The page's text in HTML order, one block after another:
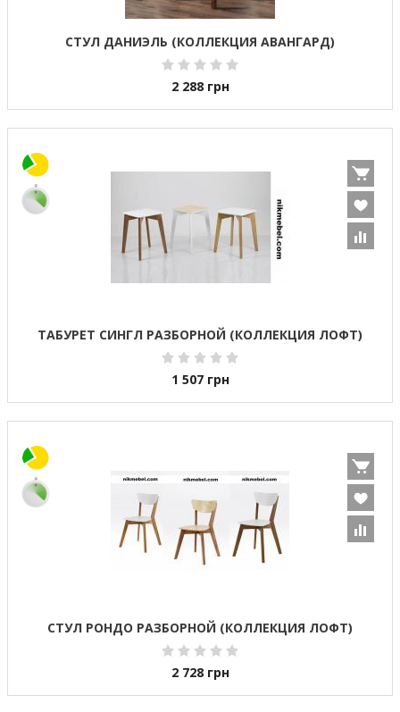
СТУЛ ДАНИЭЛЬ (КОЛЛЕКЦИЯ АВАНГАРД)
2 288 грн
ТАБУРЕТ СИНГЛ РАЗБОРНОЙ (КОЛЛЕКЦИЯ ЛОФТ)
1 507 грн
СТУЛ РОНДО РАЗБОРНОЙ (КОЛЛЕКЦИЯ ЛОФТ)
2 728 грн